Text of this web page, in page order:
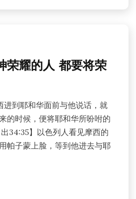
荣耀的人 都要将荣
进到耶和华面前与他说话，就
的时候，便将耶和华所吩咐的
34:35】以色列人看见摩西的
帕子蒙上脸，等到他进去与耶